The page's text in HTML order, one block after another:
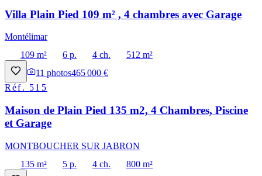
Villa Plain Pied 109 m² , 4 chambres avec Garage
Montélimar
109 m²
6 p. 4 ch.
512 m²
11 photos465 000 €
Réf. 515
Maison de Plain Pied 135 m2, 4 Chambres, Piscine
et Garage
MONTBOUCHER SUR JABRON
135 m²
5 p. 4 ch.
800 m²